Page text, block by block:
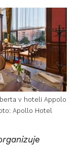
v hoteli Appolo
Apollo Hotel